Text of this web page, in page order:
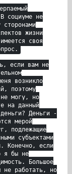
социуме не
сторонами
жизни
своя
если вам не
возникло
поэтому
не могу, но
на данный
Деньги -
мерой
подлежащие
субъектами
Конечно, если
я бы не
Большое
не работать, но